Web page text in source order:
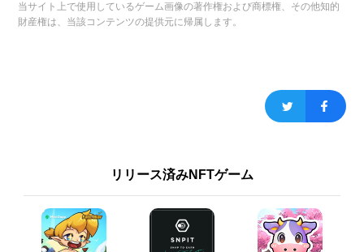
当サイト上で使用しているゲーム画像の著作権および商標権、その他知的
財産権は、当該コンテンツの提供元に帰属します。
リリース済みNFTゲーム